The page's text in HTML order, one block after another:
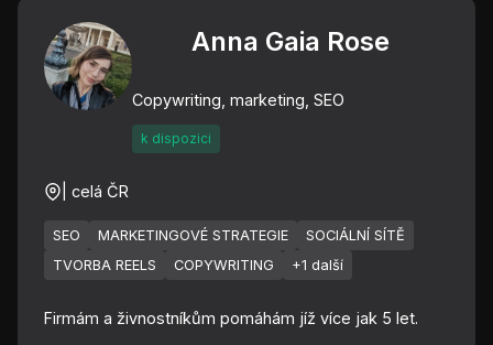
Anna Gaia Rose
Copywriting, marketing, SEO
k dispozici
| celá ČR
SEO MARKETINGOVÉ STRATEGIE
SOCIÁLNÍ SÍTĚ
TVORBA REELS
COPYWRITING +1 další
Firmám a živnostníkům pomáhám jíž více jak 5 let.